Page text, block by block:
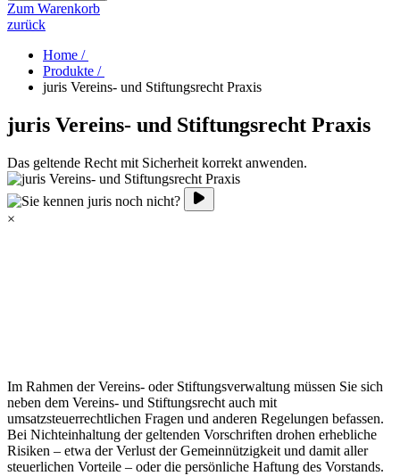
Zum Warenkorb
zurück
Home /
Produkte /
juris Vereins- und Stiftungsrecht Praxis
juris Vereins- und Stiftungsrecht Praxis
Das geltende Recht mit Sicherheit korrekt anwenden.
×
Im Rahmen der Vereins- oder Stiftungsverwaltung müssen Sie sich
neben dem Vereins- und Stiftungsrecht auch mit
umsatzsteuerrechtlichen Fragen und anderen Regelungen befassen.
Bei Nichteinhaltung der geltenden Vorschriften drohen erhebliche
Risiken – etwa der Verlust der Gemeinnützigkeit und damit aller
steuerlichen Vorteile – oder die persönliche Haftung des Vorstands.